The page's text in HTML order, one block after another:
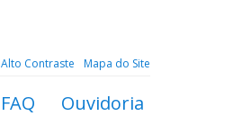
Alto Contraste Mapa do Site
FAQ Ouvidoria